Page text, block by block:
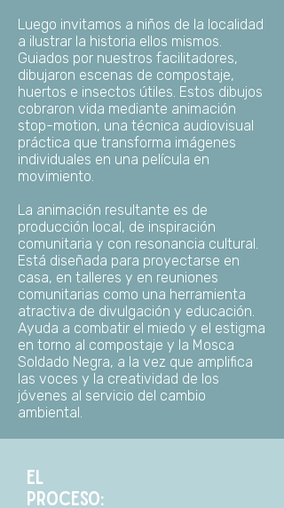
Luego invitamos a niños de la localidad
a ilustrar la historia ellos mismos.
Guiados por nuestros facilitadores,
dibujaron escenas de compostaje,
huertos e insectos útiles. Estos dibujos
cobraron vida mediante animación
stop-motion, una técnica audiovisual
práctica que transforma imágenes
individuales en una película en
movimiento.
La animación resultante es de
producción local, de inspiración
comunitaria y con resonancia cultural.
Está diseñada para proyectarse en
casa, en talleres y en reuniones
comunitarias como una herramienta
atractiva de divulgación y educación.
Ayuda a combatir el miedo y el estigma
en torno al compostaje y la Mosca
Soldado Negra, a la vez que amplifica
las voces y la creatividad de los
jóvenes al servicio del cambio
ambiental.
EL
PROCESO: